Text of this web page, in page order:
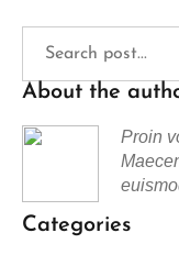
About the
Proin
Categories